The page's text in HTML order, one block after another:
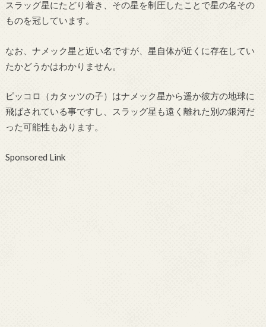
スラッグ星にたどり着き、その星を制圧したことで星の名その
ものを冠しています。
なお、ナメック星と近い名ですが、星自体が近くに存在してい
たかどうかはわかりません。
ピッコロ（カタッツの子）はナメック星から遥か彼方の地球に
飛ばされている事ですし、スラッグ星も遠く離れた別の銀河だ
った可能性もあります。
Sponsored Link